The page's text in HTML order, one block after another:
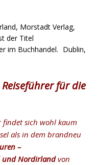
Morstadt Verlag,
der Titel
im Buchhandel. Dublin,
für die
findet sich wohl kaum
als in dem brandneu
–
und Nordirlandvon